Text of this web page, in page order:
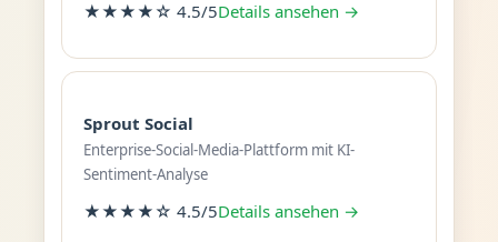
★★★★☆ 4.5/5Details ansehen →
Sprout Social
Enterprise-Social-Media-Plattform mit KI-
Sentiment-Analyse
★★★★☆ 4.5/5Details ansehen →